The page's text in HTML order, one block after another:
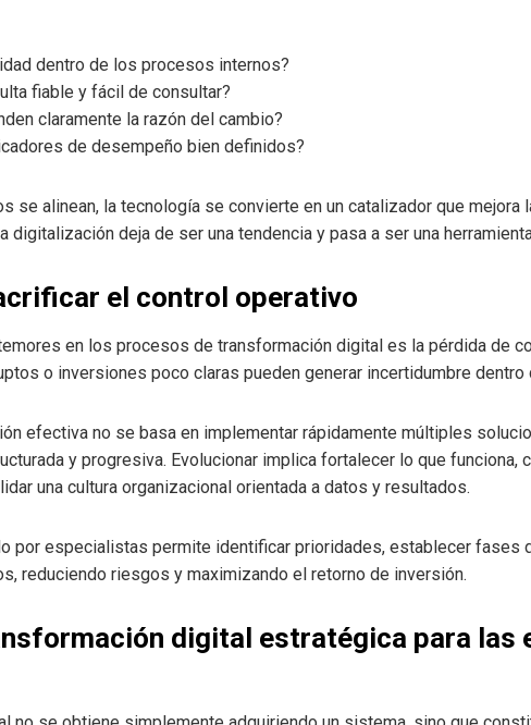
dentro de los procesos internos?
fiable y fácil de consultar?
claramente la razón del cambio?
de desempeño bien definidos?
se alinean, la tecnología se convierte en un catalizador que mejora
digitalización deja de ser una tendencia y pasa a ser una
el control operativo
en los procesos de transformación digital es la pérdida de
o inversiones poco claras pueden generar incertidumbre dentro
efectiva no se basa en implementar rápidamente múltiples
y progresiva. Evolucionar implica fortalecer lo que funciona,
una cultura organizacional orientada a datos y resultados.
por especialistas permite identificar prioridades, establecer fases
reduciendo riesgos y maximizando el retorno de inversión.
digital estratégica para las